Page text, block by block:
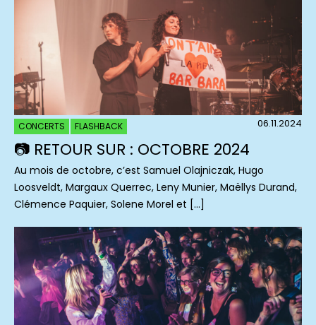
CONCERTS FLASHBACK 06.11.2024
📷 RETOUR SUR : OCTOBRE 2024
Au mois de octobre, c’est Samuel Olajniczak, Hugo
Loosveldt, Margaux Querrec, Leny Munier, Maëllys Durand,
Clémence Paquier, Solene Morel et […]